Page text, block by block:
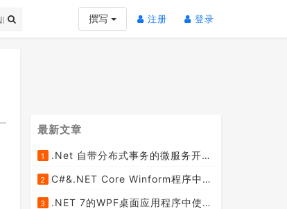
撰写 注册 (current)
登录
最新文章
1
.Net 自带分布式事务的微服务开源框架JMSFramework
2
C#&.NET Core Winform程序中使用Parallel动态开启多个线程及取消多线程详细教程
3
.NET 7的WPF桌面应用程序中使用配置文件：App.config与AppSettings.json